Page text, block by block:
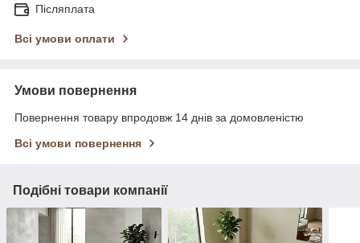
Післяплата
Всі умови оплати
Умови повернення
Повернення товару впродовж 14 днів за домовленістю
Всі умови повернення
Подібні товари компанії